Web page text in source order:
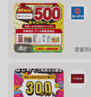
4枚 愛媛県